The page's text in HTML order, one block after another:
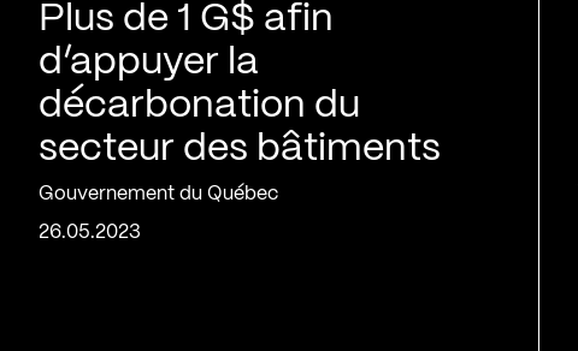
Plus de 1 G$ afin
d’appuyer la
décarbonation du
secteur des bâtiments
Gouvernement du Québec
26.05.2023